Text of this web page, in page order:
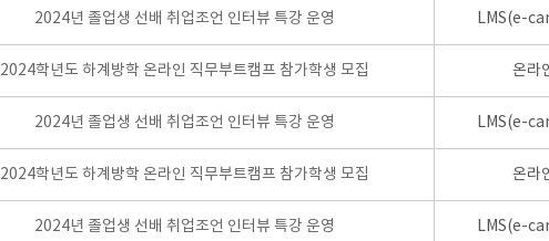
2024년 졸업생 선배 취업조언 인터뷰 특강 운영 LMS(e-
2024학년도 하계방학 온라인 직무부트캠프 참가학생 모집 온라
2024년 졸업생 선배 취업조언 인터뷰 특강 운영 LMS(e-
2024학년도 하계방학 온라인 직무부트캠프 참가학생 모집 온라
2024년 졸업생 선배 취업조언 인터뷰 특강 운영 LMS(e-